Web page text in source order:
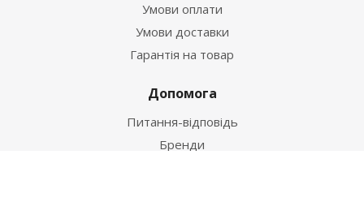
Умови оплати
Умови доставки
Гарантія на товар
Допомога
Питання-відповідь
Бренди